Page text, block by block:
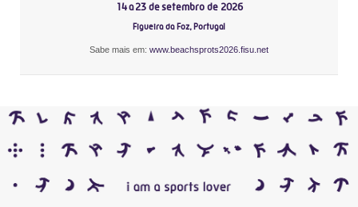
14 a 23 de setembro de 2026
Figueira da Foz, Portugal
Sabe mais em: www.beachsprots2026.fisu.net